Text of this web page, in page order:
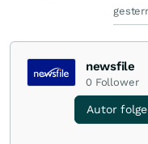
newsfile
0 Follower
Autor